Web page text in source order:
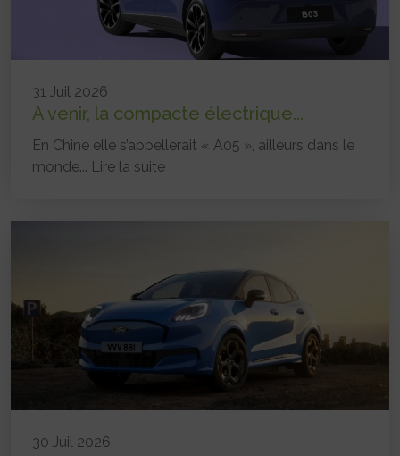
31 Juil 2026
A venir, la compacte électrique...
En Chine elle s’appellerait « A05 », ailleurs dans le
monde... Lire la suite
30 Juil 2026